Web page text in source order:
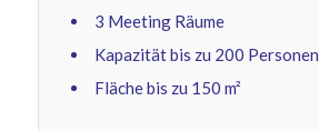
3 Meeting Räume
Kapazität bis zu 200 Personen
Fläche bis zu 150 m²